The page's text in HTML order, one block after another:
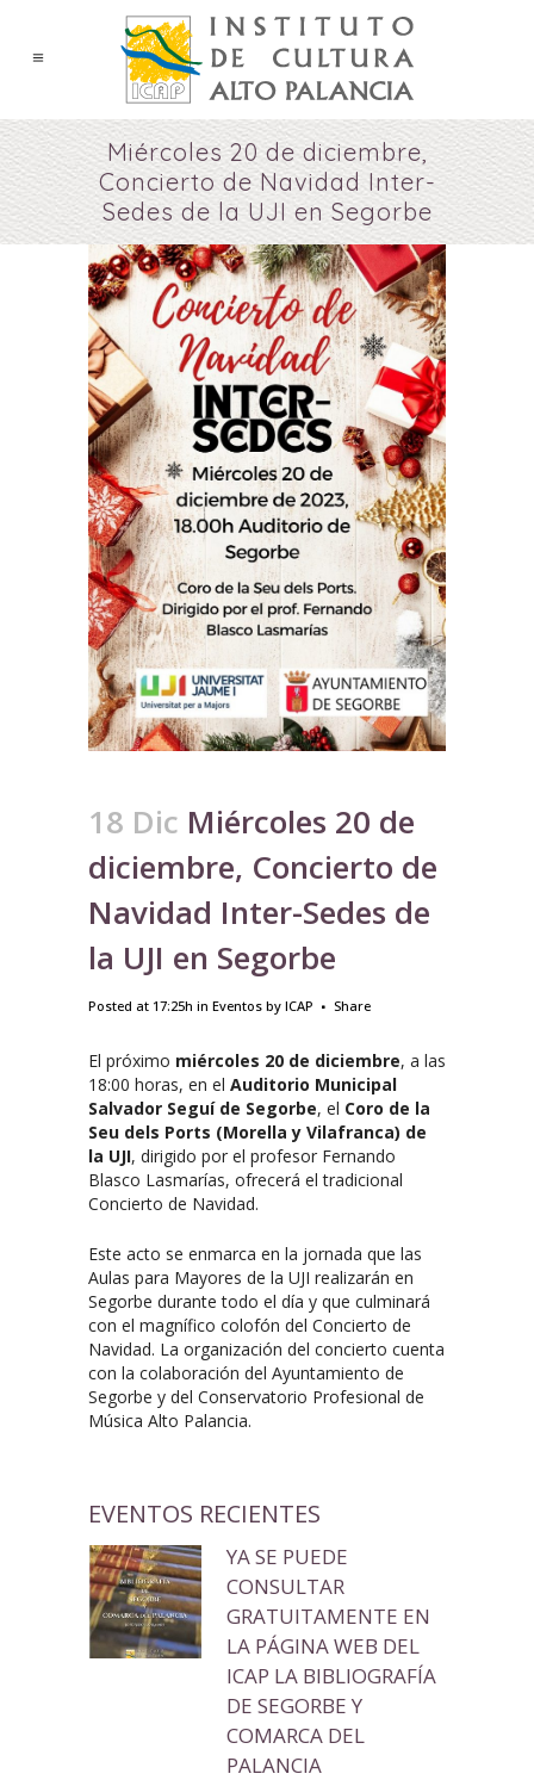
Miércoles 20 de diciembre,
Concierto de Navidad Inter-
Sedes de la UJI en Segorbe
18 Dic Miércoles 20 de
diciembre, Concierto de
Navidad Inter-Sedes de
la UJI en Segorbe
Posted at 17:25h in Eventos by ICAP Share
El próximo miércoles 20 de diciembre, a las
18:00 horas, en el Auditorio Municipal
Salvador Seguí de Segorbe, el Coro de la
Seu dels Ports (Morella y Vilafranca) de
la UJI, dirigido por el profesor Fernando
Blasco Lasmarías, ofrecerá el tradicional
Concierto de Navidad.
Este acto se enmarca en la jornada que las
Aulas para Mayores de la UJI realizarán en
Segorbe durante todo el día y que culminará
con el magnífico colofón del Concierto de
Navidad. La organización del concierto cuenta
con la colaboración del Ayuntamiento de
Segorbe y del Conservatorio Profesional de
Música Alto Palancia.
EVENTOS RECIENTES
YA SE PUEDE
CONSULTAR
GRATUITAMENTE EN
LA PÁGINA WEB DEL
ICAP LA BIBLIOGRAFÍA
DE SEGORBE Y
COMARCA DEL
PALANCIA